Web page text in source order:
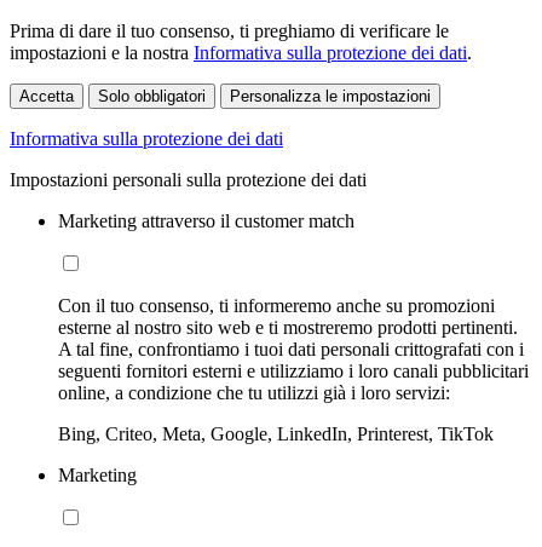
Prima di dare il tuo consenso, ti preghiamo di verificare le
impostazioni e la nostra Informativa sulla protezione dei dati.
Accetta Solo obbligatori Personalizza le impostazioni
Informativa sulla protezione dei dati
Impostazioni personali sulla protezione dei dati
Marketing attraverso il customer match
Con il tuo consenso, ti informeremo anche su promozioni
esterne al nostro sito web e ti mostreremo prodotti pertinenti.
A tal fine, confrontiamo i tuoi dati personali crittografati con i
seguenti fornitori esterni e utilizziamo i loro canali pubblicitari
online, a condizione che tu utilizzi già i loro servizi:
Bing, Criteo, Meta, Google, LinkedIn, Printerest, TikTok
Marketing